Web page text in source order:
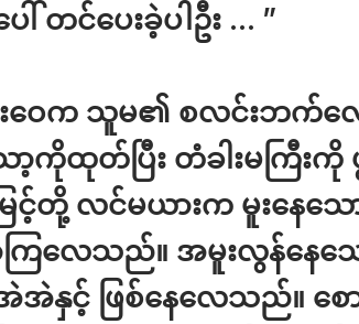
တင်ပေးခဲ့ပါဦး … ”
င်းဝေက သူမ၏ စလင်းဘက်
ကိုထုတ်ပြီး တံခါးမကြီးကို
တို့ လင်မယားက မူးနေသ
ကြလေသည်။ အမူးလွန်နေသ
နှင့် ဖြစ်နေလေသည်။ စေ